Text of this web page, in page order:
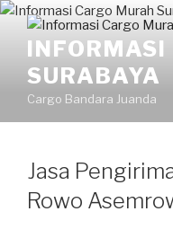
Skip
contentINFORMASI
SURABAYA
Cargo Bandara Juanda
Jasa
Rowo